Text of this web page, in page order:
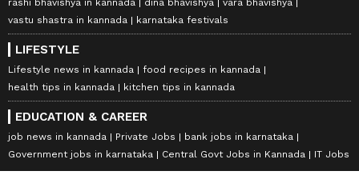
vastu shastra in kannada
karnataka festivals
LIFESTYLE
Lifestyle news in kannada
food recipes in kannada
health tips in kannada
kitchen tips in kannada
EDUCATION & CAREER
job news in kannada Private Jobs
bank jobs in karnataka
Government jobs in karnataka
Central Govt Jobs in Kannada IT Jobs